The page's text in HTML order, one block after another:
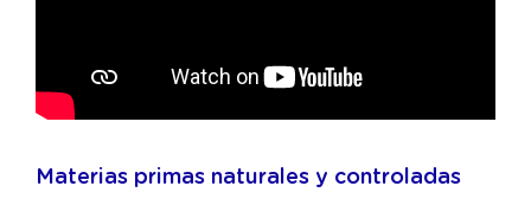
Materias primas naturales y controladas